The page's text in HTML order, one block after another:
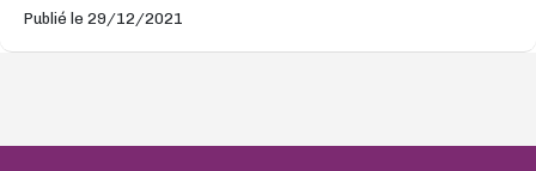
Publié le 29/12/2021